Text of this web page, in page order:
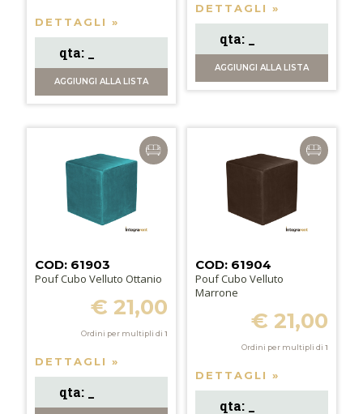
DETTAGLI »
AGGIUNGIALLA LISTA
DETTAGLI »
AGGIUNGI ALLA LISTA
COD: 61903
Pouf Cubo Velluto Ottanio
€ 21,00
Ordini per multipli di 1
DETTAGLI »
COD: 61904
Pouf Cubo Velluto
Marrone
€ 21,00
Ordini per multipli di 1
DETTAGLI »